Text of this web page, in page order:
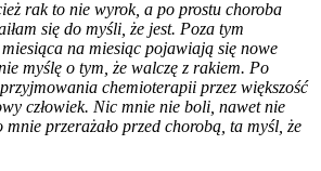
rak to nie wyrok, a po prostu choroba
się do myśli, że jest. Poza tym
na miesiąc pojawiają się nowe
myślę o tym, że walczę z rakiem. Po
chemioterapii przez większość
człowiek. Nic mnie nie boli, nawet nie
przerażało przed chorobą, ta myśl, że